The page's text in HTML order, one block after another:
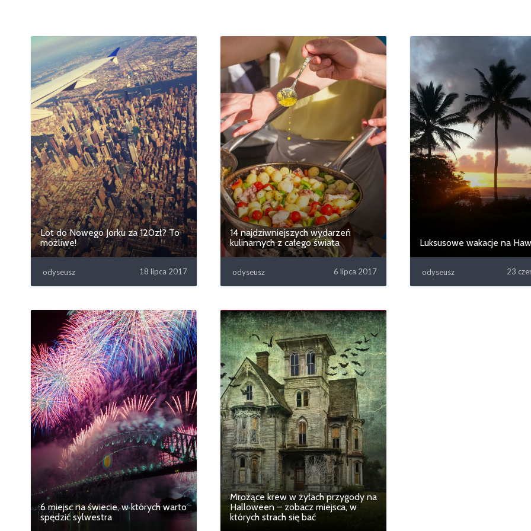
Lot do Nowego Jorku za 120zł? To
możliwe!
odyseusz 18 lipca 2017
14 najdziwniejszych wydarzeń
kulinarnych z całego świata
odyseusz 6 lipca 2017
Luksusowe wakacje na
odyseusz 23
6 miejsc na świecie, w których warto
spędzić sylwestra
Mrożące krew w żyłach przygody na
Halloween – zobacz miejsca, w
których strach się bać